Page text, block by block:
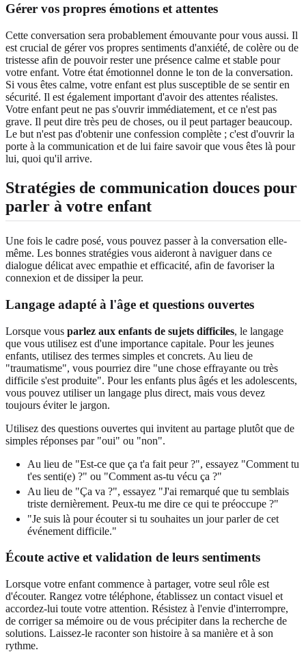
Gérer vos propres émotions et attentes
Cette conversation sera probablement émouvante pour vous aussi. Il
est crucial de gérer vos propres sentiments d'anxiété, de colère ou de
tristesse afin de pouvoir rester une présence calme et stable pour
votre enfant. Votre état émotionnel donne le ton de la conversation.
Si vous êtes calme, votre enfant est plus susceptible de se sentir en
sécurité. Il est également important d'avoir des attentes réalistes.
Votre enfant peut ne pas s'ouvrir immédiatement, et ce n'est pas
grave. Il peut dire très peu de choses, ou il peut partager beaucoup.
Le but n'est pas d'obtenir une confession complète ; c'est d'ouvrir la
porte à la communication et de lui faire savoir que vous êtes là pour
lui, quoi qu'il arrive.
Stratégies de communication douces pour
parler à votre enfant
Une fois le cadre posé, vous pouvez passer à la conversation elle-
même. Les bonnes stratégies vous aideront à naviguer dans ce
dialogue délicat avec empathie et efficacité, afin de favoriser la
connexion et de dissiper la peur.
Langage adapté à l'âge et questions ouvertes
Lorsque vous parlez aux enfants de sujets difficiles, le langage
que vous utilisez est d'une importance capitale. Pour les jeunes
enfants, utilisez des termes simples et concrets. Au lieu de
"traumatisme", vous pourriez dire "une chose effrayante ou très
difficile s'est produite". Pour les enfants plus âgés et les adolescents,
vous pouvez utiliser un langage plus direct, mais vous devez
toujours éviter le jargon.
Utilisez des questions ouvertes qui invitent au partage plutôt que de
simples réponses par "oui" ou "non".
Au lieu de "Est-ce que ça t'a fait peur ?", essayez "Comment tu
t'es senti(e) ?" ou "Comment as-tu vécu ça ?"
Au lieu de "Ça va ?", essayez "J'ai remarqué que tu semblais
triste dernièrement. Peux-tu me dire ce qui te préoccupe ?"
"Je suis là pour écouter si tu souhaites un jour parler de cet
événement difficile."
Écoute active et validation de leurs sentiments
Lorsque votre enfant commence à partager, votre seul rôle est
d'écouter. Rangez votre téléphone, établissez un contact visuel et
accordez-lui toute votre attention. Résistez à l'envie d'interrompre,
de corriger sa mémoire ou de vous précipiter dans la recherche de
solutions. Laissez-le raconter son histoire à sa manière et à son
rythme.